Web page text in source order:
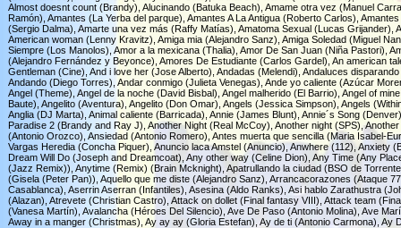
Almost doesnt count (Brandy), Alucinando (Batuka Beach), Amame otra vez (Manuel
Ramón), Amantes (La Yerba del parque), Amantes A La Antigua (Roberto Carlos),
(Sergio Dalma), Amarte una vez más (Raffy Matías), Amatoma Sexual (Lucas Grijander),
American woman (Lenny Kravitz), Amiga mia (Alejandro Sanz), Amiga Soledad (Miguel
Siempre (Los Manolos), Amor a la mexicana (Thalia), Amor De San Juan (Niña Pastori),
(Alejandro Fernández y Beyonce), Amores De Estudiante (Carlos Gardel), An american
Gentleman (Cine), And i love her (Jose Alberto), Andadas (Melendi), Andaluces
Andando (Diego Torres), Andar conmigo (Julieta Venegas), Ande yo caliente (Azúcar
Angel (Theme), Angel de la noche (David Bisbal), Angel malherido (El Barrio), Angel of
Baute), Angelito (Aventura), Angelito (Don Omar), Angels (Jessica Simpson), Angels
Anglia (DJ Marta), Animal caliente (Barricada), Annie (James Blunt), Annie´s Song
Paradise 2 (Brandy and Ray J), Another Night (Real McCoy), Another night (SPS),
(Antonio Orozco), Ansiedad (Antonio Romero), Antes muerta que sencilla (Maria Isabel-
Vargas Heredia (Concha Piquer), Anuncio laca Amstel (Anuncio), Anwhere (112), Anxiety
Dream Will Do (Joseph and Dreamcoat), Any other way (Celine Dion), Any Time (Any
(Jazz Remix)), Anytime (Remix) (Brain Mcknight), Apatrullando la ciudad (BSO de
(Gisela (Peter Pan)), Aquello que me diste (Alejandro Sanz), Arrancacorazones (Ataque
Casablanca), Aserrin Aserran (Infantiles), Asesina (Aldo Ranks), Asi hablo Zarathustra
(Alazan), Atrevete (Christian Castro), Attack on dollet (Final fantasy VIII), Attack team
(Vanesa Martín), Avalancha (Héroes Del Silencio), Ave De Paso (Antonio Molina), Ave
Away in a manger (Christmas), Ay ay ay (Gloria Estefan), Ay de ti (Antonio Carmona), Ay